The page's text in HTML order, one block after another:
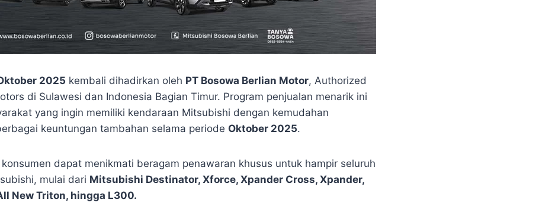
2025 kembali dihadirkan oleh PT Bosowa Berlian Motor, Authorized
di Sulawesi dan Indonesia Bagian Timur. Program penjualan menarik ini
yang ingin memiliki kendaraan Mitsubishi dengan kemudahan
keuntungan tambahan selama periode Oktober 2025.
dapat menikmati beragam penawaran khusus untuk hampir seluruh
mulai dari Mitsubishi Destinator, Xforce, Xpander Cross, Xpander,
New Triton, hingga L300.